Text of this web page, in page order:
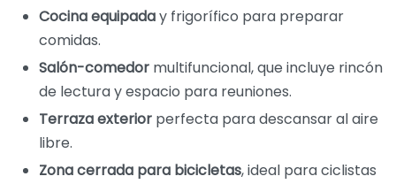
Cocina equipaday frigorífico para preparar
comidas.
Salón-comedor multifuncional, que incluye rincón
de lectura y espacio para reuniones.
Terraza exterior perfecta para descansar al aire
libre.
Zona cerrada para bicicletas, ideal para ciclistas